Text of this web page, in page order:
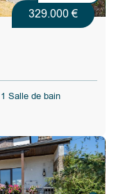
329.000 €
1 Salle de bain